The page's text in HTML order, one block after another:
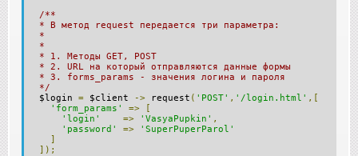
/**
* В метод request передается три параметра:
*
*
* 1. Методы GET, POST
* 2. URL на который отправляются данные формы
* 3. forms_params - значения логина и пароля
*/
$login = $client -> request ( 'POST' , '/login.html' ,[
'form_params'
=>
[
'login'
=> 'VasyaPupkin' ,
'password'
=>
'SuperPuperParol'
]
]);